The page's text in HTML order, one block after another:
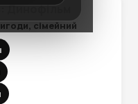
сімейний